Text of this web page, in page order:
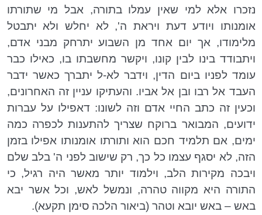
נזכרו אלא למי שאין עמלו בתורה, אבל מי שתורתו
אומנותו ויודע דעת ויראת ה', לא יחלש ולא יתבטל
מלימודו, אך יום אחד מן השבוע יתרחק מבני אדם,
ויתבודד בינו לבין קונו, ויקשר מחשבתו בו, כאילו כבר
עומד לפניו ביום הדין, וידבר לא-ל יתברך כאשר ידבר
העבד אל רבו ובן אל אביו. והעתיקו עניין זה האחרונים,
וכעין זה כתב החיי אדם וזה לשונו: דאפילו על עברות
ידועים, המבואר ברוקח שצריך להתענות לכפרה כמה
ימים, אם תלמיד חכם הוא ותורתו אומנותו אפילו בזמן
הזה, לא יסגף עצמו כל כך, רק שישוב לפני ה' בלב שלם
ויבכה מקירות הלב, וילמוד יותר מאשר היה רגיל, כי
התורה היא מקווה טהרה, ונמשל לאש, וכל אשר יבא
באש – באש יובא וטהר (ביאור הלכה סימן תקעא).